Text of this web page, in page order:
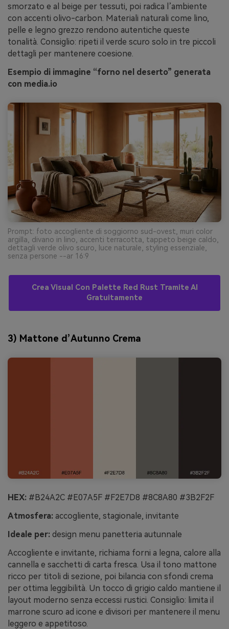
smorzato e al beige per tessuti, poi radica l’ambiente
con accenti olivo-carbon. Materiali naturali come lino,
pelle e legno grezzo rendono autentiche queste
tonalità. Consiglio: ripeti il verde scuro solo in tre piccoli
dettagli per mantenere coesione.
Esempio di immagine “forno nel deserto” generata
con media.io
Prompt: foto accogliente di soggiorno sud-ovest, muri color
argilla, divano in lino, accenti terracotta, tappeto beige caldo,
dettagli verde olivo scuro, luce naturale, styling essenziale,
senza persone --ar 16:9
Crea Visual Con Palette Red Rust Tramite AI
Gratuitamente
3) Mattone d’Autunno Crema
HEX: #B24A2C #E07A5F #F2E7D8 #8C8A80 #3B2F2F
Atmosfera: accogliente, stagionale, invitante
Ideale per: design menu panetteria autunnale
Accogliente e invitante, richiama forni a legna, calore alla
cannella e sacchetti di carta fresca. Usa il tono mattone
ricco per titoli di sezione, poi bilancia con sfondi crema
per ottima leggibilità. Un tocco di grigio caldo mantiene il
layout moderno senza eccessi rustici. Consiglio: limita il
marrone scuro ad icone e divisori per mantenere il menu
leggero e appetitoso.